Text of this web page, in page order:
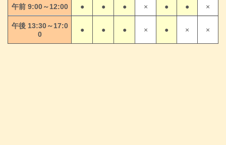
午前 9:00～12:00 ● ● ● × ● ● ×
午後 13:30～17:0
0
● ● ● × ● × ×